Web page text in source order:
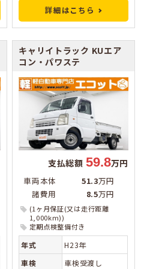
詳細はこちら
キャリイトラック KUエア
コン・パワステ
支払総額 59.8万円
車両本体 51.3万円
諸費用
8.5万円
(1ヶ月保証(又は走行距離
1,000km))
定期点検整備付き
年式
H23年
車検
車検受渡し